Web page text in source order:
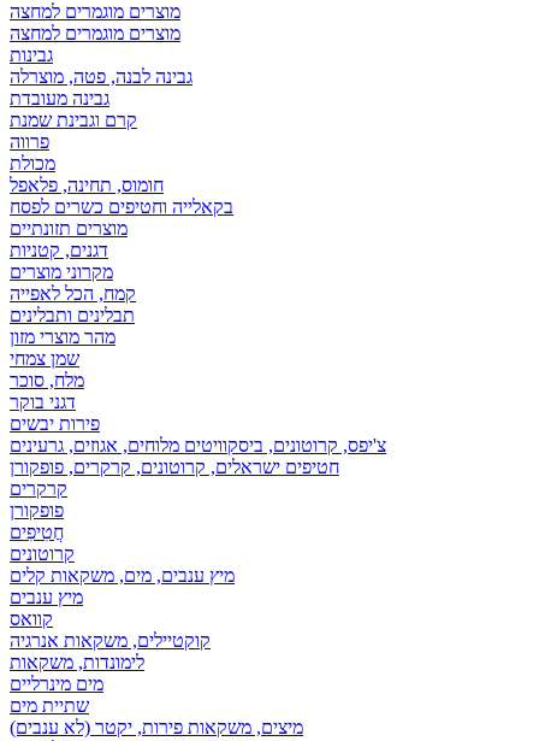
מוצרים מוגמרים למחצה
מוצרים מוגמרים למחצה
גבינות
גבינה לבנה, פטה, מוצרלה
גבינה מעובדת
קרם וגבינת שמנת
פרווה
מכולת
חומוס, תחינה, פלאפל
בקאלייה וחטיפים כשרים לפסח
מוצרים תזונתיים
דגנים, קטניות
מקרוני מוצרים
קמח, הכל לאפייה
תבלינים ותבלינים
מהר מוצרי מזון
שמן צמחי
מלח, סוכר
דגני בוקר
פירות יבשים
צ'יפס, קרוטונים, ביסקוויטים מלוחים, אגוזים, גרעינים
חטיפים ישראלים, קרוטונים, קרקרים, פופקורן
קרקרים
פופקורן
חֲטִיפִים
קרוטונים
מיץ ענבים, מים, משקאות קלים
מיץ ענבים
קוואס
קוקטיילים, משקאות אנרגיה
לימונדות, משקאות
מים מינרליים
שתיית מים
מיצים, משקאות פירות, יקטר (לא ענבים)